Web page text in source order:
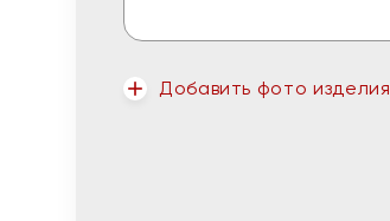
Добавить фото изделия